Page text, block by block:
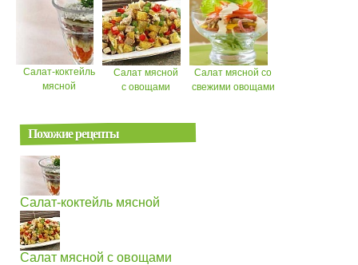
Салат-коктейль
мясной
Салат мясной
с овощами
Салат мясной со
свежими овощами
Похожие рецепты
Салат-коктейль мясной
Салат мясной с овощами